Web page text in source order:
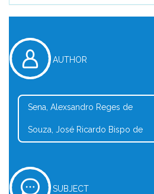
AUTHOR
Sena, Alexsandro Reges de
Souza, José Ricardo Bispo de
SUBJECT